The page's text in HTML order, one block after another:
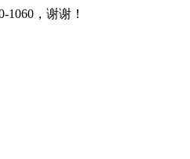
1060，谢谢！